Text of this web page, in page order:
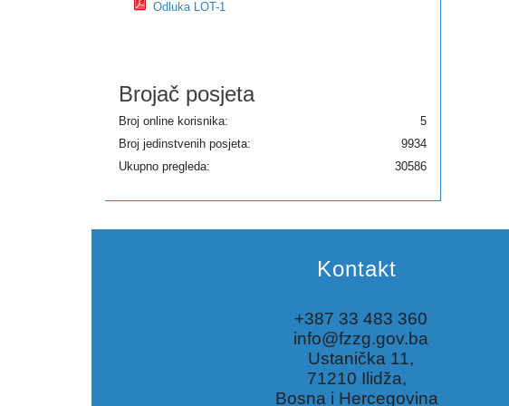
Odluka LOT-1
Brojač posjeta
Broj online korisnika:
5
Broj jedinstvenih posjeta:
9934
Ukupno pregleda:
30586
Kontakt
+387 33 483 360
info@fzzg.gov.ba
Ustanička 11,
71210 Ilidža,
Bosna i Hercegovina